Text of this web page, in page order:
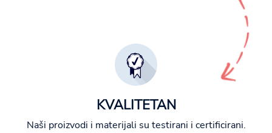
KVALITETAN
Naši proizvodi i materijali su testirani i certificirani.